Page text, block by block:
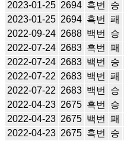
2023-01-25 2694 흑번 승
2023-01-25 2694 흑번 패
2022-09-24 2688 백번 승
2022-07-24 2683 흑번 패
2022-07-24 2683 백번 승
2022-07-22 2683 백번 패
2022-07-22 2683 백번 승
2022-04-23 2675 흑번 승
2022-04-23 2675 백번 패
2022-04-23 2675 흑번 승